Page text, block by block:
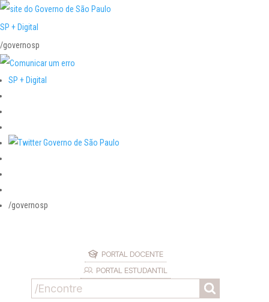
SP + Digital
/governosp
SP + Digital
/governosp
PORTAL DOCENTE
PORTAL ESTUDANTIL